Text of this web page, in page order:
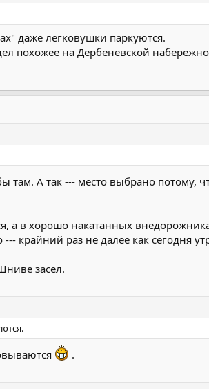
даже легковушки паркуются.
похожее на Дербеневской
А так --- место выбрано потому,
а в хорошо накатанных
крайний раз не далее как сегодня
засел.
.